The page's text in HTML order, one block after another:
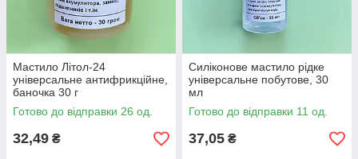
Мастило Літол-24
універсальне антифрикційне,
баночка 30 г
Готово до відправки 26 од.
32,49 ₴
Силіконове мастило рідке
універсальне побутове, 30
мл
Готово до відправки 11 од.
37,05 ₴